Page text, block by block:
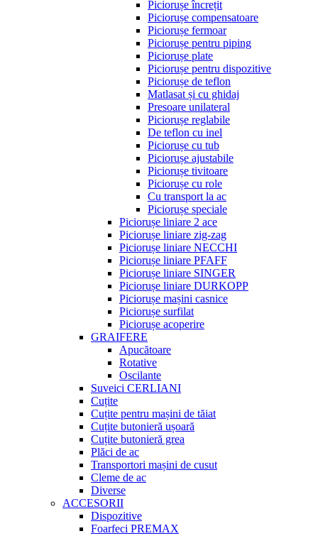
Piciorușe încrețit
Piciorușe compensatoare
Piciorușe fermoar
Piciorușe pentru piping
Piciorușe plate
Piciorușe pentru dispozitive
Piciorușe de teflon
Matlasat și cu ghidaj
Presoare unilateral
Piciorușe reglabile
De teflon cu inel
Piciorușe cu tub
Piciorușe ajustabile
Piciorușe tivitoare
Piciorușe cu role
Cu transport la ac
Piciorușe speciale
Piciorușe liniare 2 ace
Piciorușe liniare zig-zag
Piciorușe liniare NECCHI
Piciorușe liniare PFAFF
Piciorușe liniare SINGER
Piciorușe liniare DURKOPP
Piciorușe mașini casnice
Piciorușe surfilat
Piciorușe acoperire
GRAIFERE
Apucătoare
Rotative
Oscilante
Suveici CERLIANI
Cuțite
Cuțite pentru mașini de tăiat
Cuțite butonieră ușoară
Cuțite butonieră grea
Plăci de ac
Transportori mașini de cusut
Cleme de ac
Diverse
ACCESORII
Dispozitive
Foarfeci PREMAX